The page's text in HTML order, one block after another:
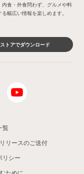
内食・外食問わず、グルメや料
幅広い情報を楽しめます。
トアでダウンロード
覧
リースのご送付
リシー